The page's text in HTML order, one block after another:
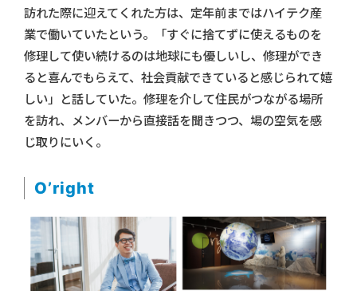
訪れた際に迎えてくれた方は、定年前まではハイテク産
業で働いていたという。「すぐに捨てずに使えるものを
修理して使い続けるのは地球にも優しいし、修理ができ
ると喜んでもらえて、社会貢献できていると感じられて嬉
しい」と話していた。修理を介して住民がつながる場所
を訪れ、メンバーから直接話を聞きつつ、場の空気を感
じ取りにいく。
O’right